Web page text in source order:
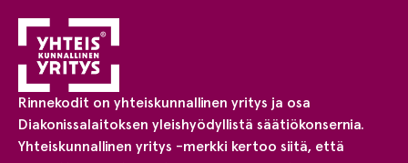
Rinnekodit on yhteiskunnallinen yritys ja osa
Diakonissalaitoksen yleishyödyllistä säätiökonsernia.
Yhteiskunnallinen yritys -merkki kertoo siitä, että